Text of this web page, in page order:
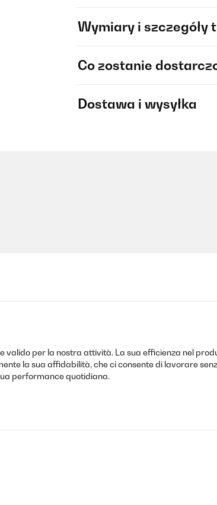
Wymiary i szczegóły
Co zostanie
Dostawa i wysyłka
per la nostra attività. La sua efficienza nel
la sua affidabilità, che ci consente di lavorare
performance quotidiana.